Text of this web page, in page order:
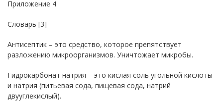
Приложение 4
Словарь [3]
Антисептик – это средство, которое препятствует
разложению микроорганизмов. Уничтожает микробы.
Гидрокарбонат натрия – это кислая соль угольной кислоты
и натрия (питьевая сода, пищевая сода, натрий
двууглекислый).